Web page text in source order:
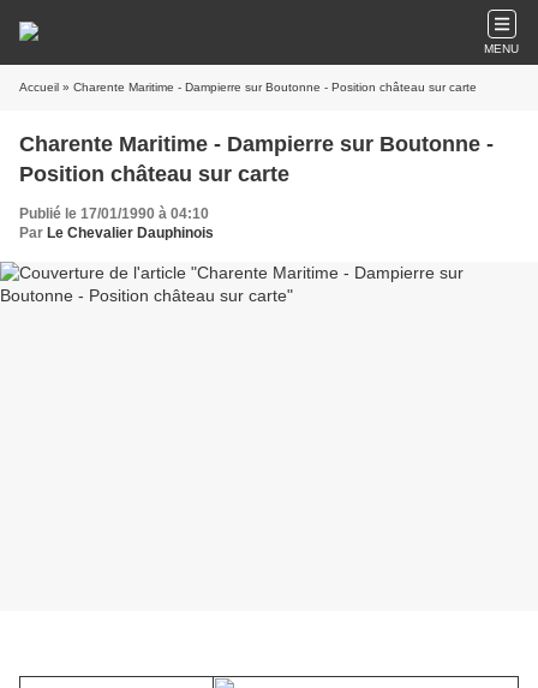
MENU
Accueil » Charente Maritime - Dampierre sur Boutonne - Position château sur carte
Charente Maritime - Dampierre sur Boutonne -
Position château sur carte
Publié le 17/01/1990 à 04:10
Par Le Chevalier Dauphinois